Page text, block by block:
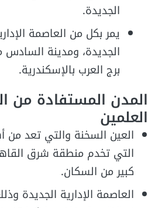
الجديدة.
يمر بكل من العاصمة
الجديدة، ومدينة السادس
برج العرب بالإسكندرية.
المدن المستفادة من
العلمين
العين السخنة والتي تعد من
التي تخدم منطقة شرق
كبير من السكان.
العاصمة الإدارية الجديدة